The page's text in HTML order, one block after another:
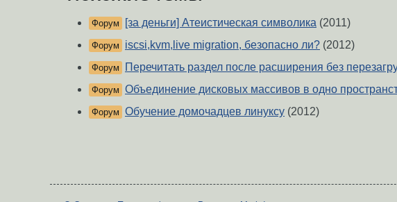
Форум [за деньги] Атеистическая символика (2011)
Форум iscsi,kvm,live migration, безопасно ли? (2012)
Форум Перечитать раздел после расширения без
Форум Объединение дисковых массивов в одно
Форум Обучение домочадцев линуксу (2012)